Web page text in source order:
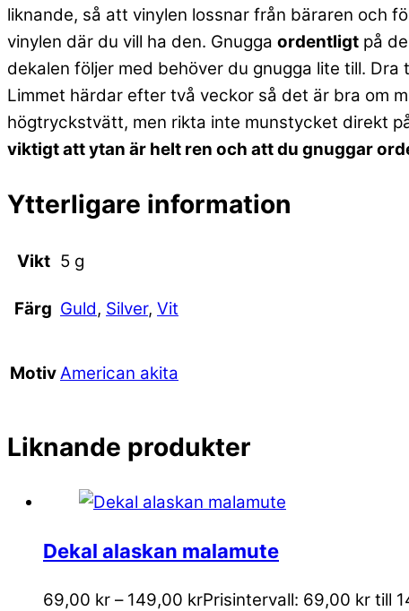
liknande, så att vinylen lossnar från bäraren och
vinylen där du vill ha den. Gnugga ordentligt på
dekalen följer med behöver du gnugga lite till.
Limmet härdar efter två veckor så det är bra om
högtryckstvätt, men rikta inte munstycket direkt
viktigt att ytan är helt ren och att du gnuggar
Ytterligare information
Vikt 5 g
Färg Guld, Silver, Vit
MotivAmerican akita
Liknande produkter
Dekal alaskan malamute
69,00 kr – 149,00 krPrisintervall: 69,00 kr till